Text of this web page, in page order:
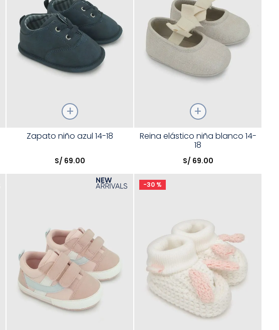
Zapato niño azul 14-18
S/ 69.00
Talla
Elige una opción
Reina elástico niña blanco 14-
18
S/ 69.00
-30 %